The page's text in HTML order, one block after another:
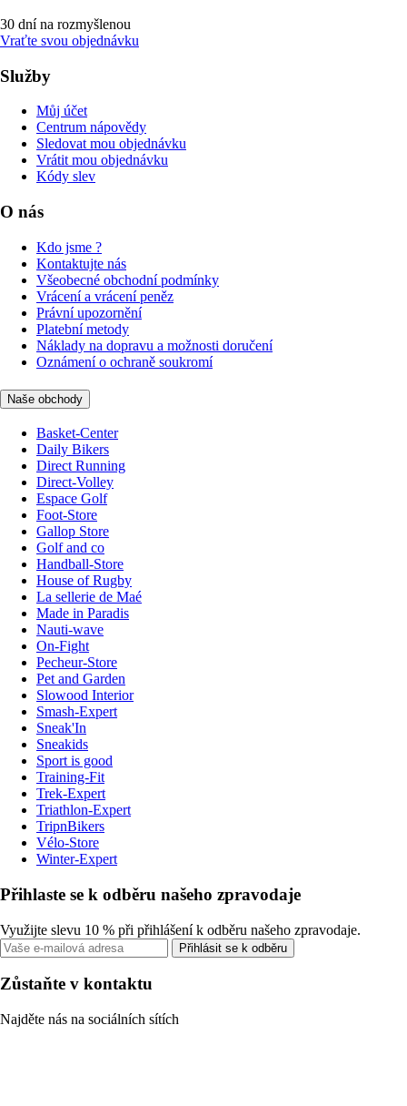
30 dní na rozmyšlenou
Vraťte svou objednávku
Služby
Můj účet
Centrum nápovědy
Sledovat mou objednávku
Vrátit mou objednávku
Kódy slev
O nás
Kdo jsme ?
Kontaktujte nás
Všeobecné obchodní podmínky
Vrácení a vrácení peněz
Právní upozornění
Platební metody
Náklady na dopravu a možnosti doručení
Oznámení o ochraně soukromí
Naše obchody
Basket-Center
Daily Bikers
Direct Running
Direct-Volley
Espace Golf
Foot-Store
Gallop Store
Golf and co
Handball-Store
House of Rugby
La sellerie de Maé
Made in Paradis
Nauti-wave
On-Fight
Pecheur-Store
Pet and Garden
Slowood Interior
Smash-Expert
Sneak'In
Sneakids
Sport is good
Training-Fit
Trek-Expert
Triathlon-Expert
TripnBikers
Vélo-Store
Winter-Expert
Přihlaste se k odběru našeho zpravodaje
Využijte slevu 10 % při přihlášení k odběru našeho zpravodaje.
Přihlásit se k odběru
Zůstaňte v kontaktu
Najděte nás na sociálních sítích